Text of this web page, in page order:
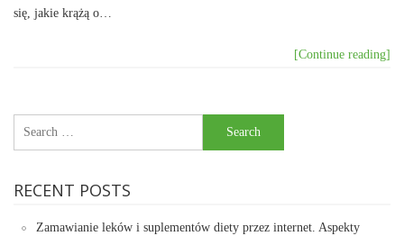
się, jakie krążą o…
[Continue reading]
Search
for:
RECENT POSTS
Zamawianie leków i suplementów diety przez internet. Aspekty